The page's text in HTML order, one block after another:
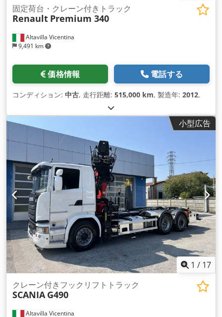
Altavilla Vicentina
9,491 km
固定荷台・クレーン付きトラック
Renault Premium 340
価格情報 電話する
コンディション: 中古, 走行距離: 515,000 km, 製造年: 2012,
小型広告
1 / 17
Altavilla Vicentina
クレーン付きフックリフトトラック
SCANIA G490